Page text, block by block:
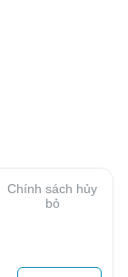
Chính sách hủy
bỏ